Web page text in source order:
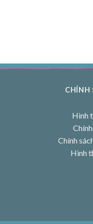
CHÍNH
Hình
Chính
Hình